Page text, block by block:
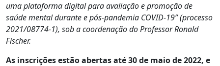
uma plataforma digital para avaliação e promoção de
saúde mental durante e pós-pandemia COVID-19” (processo
2021/08774-1), sob a coordenação do Professor Ronald
Fischer.
As inscrições estão abertas até 30 de maio de 2022, e